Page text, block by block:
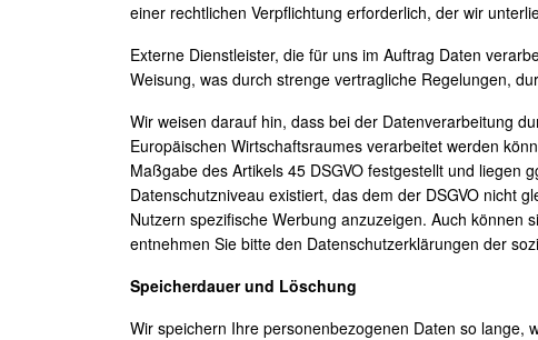
einer rechtlichen Verpflichtung erforderlich, der wir
Externe Dienstleister, die für uns im Auftrag Daten
Weisung, was durch strenge vertragliche Regelungen,
Wir weisen darauf hin, dass bei der Datenverarbeitung
Europäischen Wirtschaftsraumes verarbeitet werden
Maßgabe des Artikels 45 DSGVO festgestellt und liegen
Datenschutzniveau existiert, das dem der DSGVO nicht
Nutzern spezifische Werbung anzuzeigen. Auch können
entnehmen Sie bitte den Datenschutzerklärungen der
Speicherdauer und Löschung
Wir speichern Ihre personenbezogenen Daten so lange,